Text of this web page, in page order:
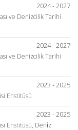
2024 - 2027
ve Denizcilik Tarihi
2024 - 2027
ve Denizcilik Tarihi
2023 - 2025
Enstitüsü
2023 - 2025
Enstitüsü, Deni̇z